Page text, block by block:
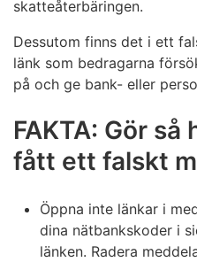
skatteåterbäringen.
Dessutom finns det i ett
länk som bedragarna
på och ge bank- eller
FAKTA: Gör så
fått ett falskt
Öppna inte länkar i
dina nätbankskoder i
länken. Radera